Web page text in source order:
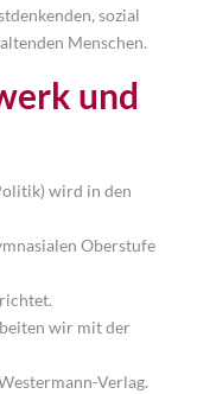
sozial
Menschen.
und
wird in den
Oberstufe
wir mit der
Verlag.